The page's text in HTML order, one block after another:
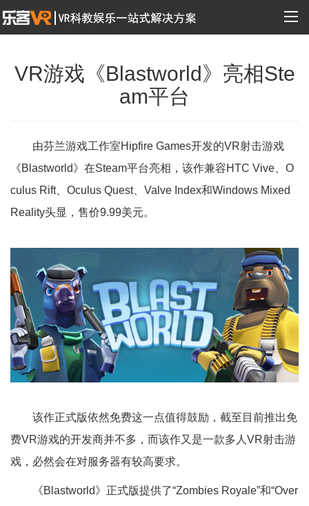
VR游戏《Blastworld》亮相Ste
am平台
由芬兰游戏工作室Hipfire Games开发的VR射击游戏
《Blastworld》在Steam平台亮相，该作兼容HTC Vive、O
culus Rift、Oculus Quest、Valve Index和Windows Mixed
Reality头显，售价9.99美元。
该作正式版依然免费这一点值得鼓励，截至目前推出免
费VR游戏的开发商并不多，而该作又是一款多人VR射击游
戏，必然会在对服务器有较高要求。
《Blastworld》正式版提供了“Zombies Royale”和“Over